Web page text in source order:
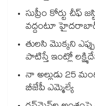
సుప్రీం కోర్టు చీఫ్
వద్దంటూ
తులసి మొక్కని
పాటిస్తే ఇంట్లో
నా అల్లుడు 25
బీజేపీ ఎమ్మెల్యే